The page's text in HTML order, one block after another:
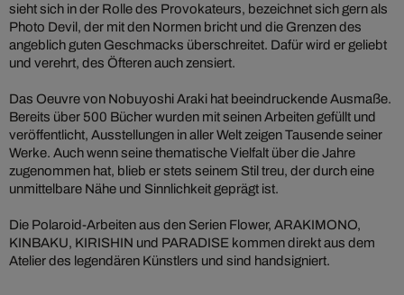
sieht sich in der Rolle des Provokateurs, bezeichnet sich gern als
Photo Devil, der mit den Normen bricht und die Grenzen des
angeblich guten Geschmacks überschreitet. Dafür wird er geliebt
und verehrt, des Öfteren auch zensiert.
Das Oeuvre von Nobuyoshi Araki hat beeindruckende Ausmaße.
Bereits über 500 Bücher wurden mit seinen Arbeiten gefüllt und
veröffentlicht, Ausstellungen in aller Welt zeigen Tausende seiner
Werke. Auch wenn seine thematische Vielfalt über die Jahre
zugenommen hat, blieb er stets seinem Stil treu, der durch eine
unmittelbare Nähe und Sinnlichkeit geprägt ist.
Die Polaroid-Arbeiten aus den Serien Flower, ARAKIMONO,
KINBAKU, KIRISHIN und PARADISE kommen direkt aus dem
Atelier des legendären Künstlers und sind handsigniert.